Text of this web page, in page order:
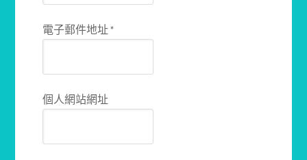
電子郵件地址*
個人網站網址